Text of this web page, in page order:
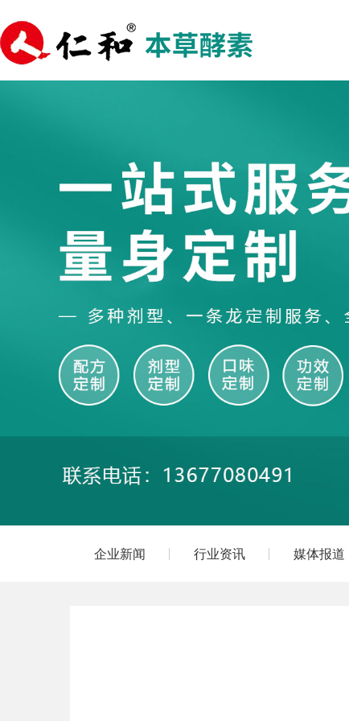
企业新闻 行业资讯 媒体报道